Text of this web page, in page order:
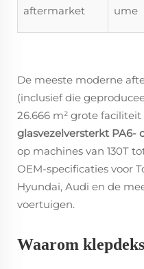
aftermarket
ume
De meeste moderne
(inclusief die
26.666 m² grote
glasvezelversterkt PA6-
op machines van 130T
OEM-specificaties voor
Hyundai, Audi en de
voertuigen.
Waarom